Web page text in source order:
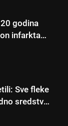
godina
infarkta
navike
Sve fleke
sredstvo